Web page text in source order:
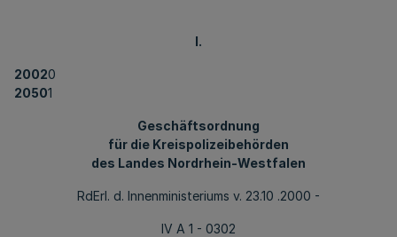
I.
20020
20501
Geschäftsordnung
für die Kreispolizeibehörden
des Landes Nordrhein-Westfalen
RdErl. d. Innenministeriums v. 23.10 .2000 -
IV A 1 - 0302